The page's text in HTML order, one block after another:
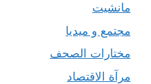
مانشيت
مجتمع و ميديا
مختارات الصحف
مرآة الاقتصاد